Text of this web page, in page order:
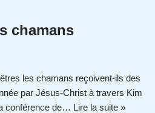
chamans
les chamans reçoivent-ils des
par Jésus-Christ à travers Kim
conférence de… Lire la suite »